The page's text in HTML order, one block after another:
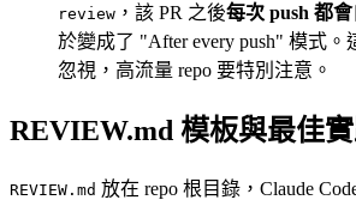
review ，該 PR 之後每次 push 都
於變成了 "After every push" 模式。
忽視，高流量 repo 要特別注意。
REVIEW.md 模板與最佳
REVIEW.md 放在 repo 根目錄，Claude